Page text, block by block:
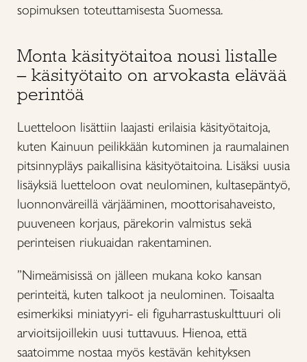
sopimuksen toteuttamisesta Suomessa.
Monta käsityötaitoa nousi listalle
– käsityötaito on arvokasta elävää
perintöä
Luetteloon lisättiin laajasti erilaisia käsityötaitoja,
kuten Kainuun peilikkään kutominen ja raumalainen
pitsinnypläys paikallisina käsityötaitoina. Lisäksi uusia
lisäyksiä luetteloon ovat neulominen, kultasepäntyö,
luonnonväreillä värjääminen, moottorisahaveisto,
puuveneen korjaus, pärekorin valmistus sekä
perinteisen riukuaidan rakentaminen.
”Nimeämisissä on jälleen mukana koko kansan
perinteitä, kuten talkoot ja neulominen. Toisaalta
esimerkiksi miniatyyri- eli figuharrastuskulttuuri oli
arvioitsijoillekin uusi tuttavuus. Hienoa, että
saatoimme nostaa myös kestävän kehityksen